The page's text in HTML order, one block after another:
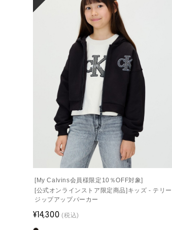
[My Calvins会員様限定10％OFF対象]
[公式オンラインストア限定商品]キッズ - テリー
ジップアップパーカー
¥14,300(税込)